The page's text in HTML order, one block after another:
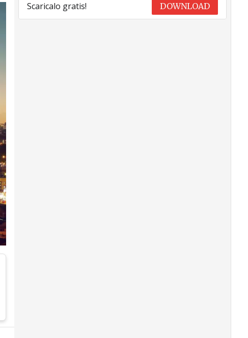
Scaricalo gratis! DOWNLOAD